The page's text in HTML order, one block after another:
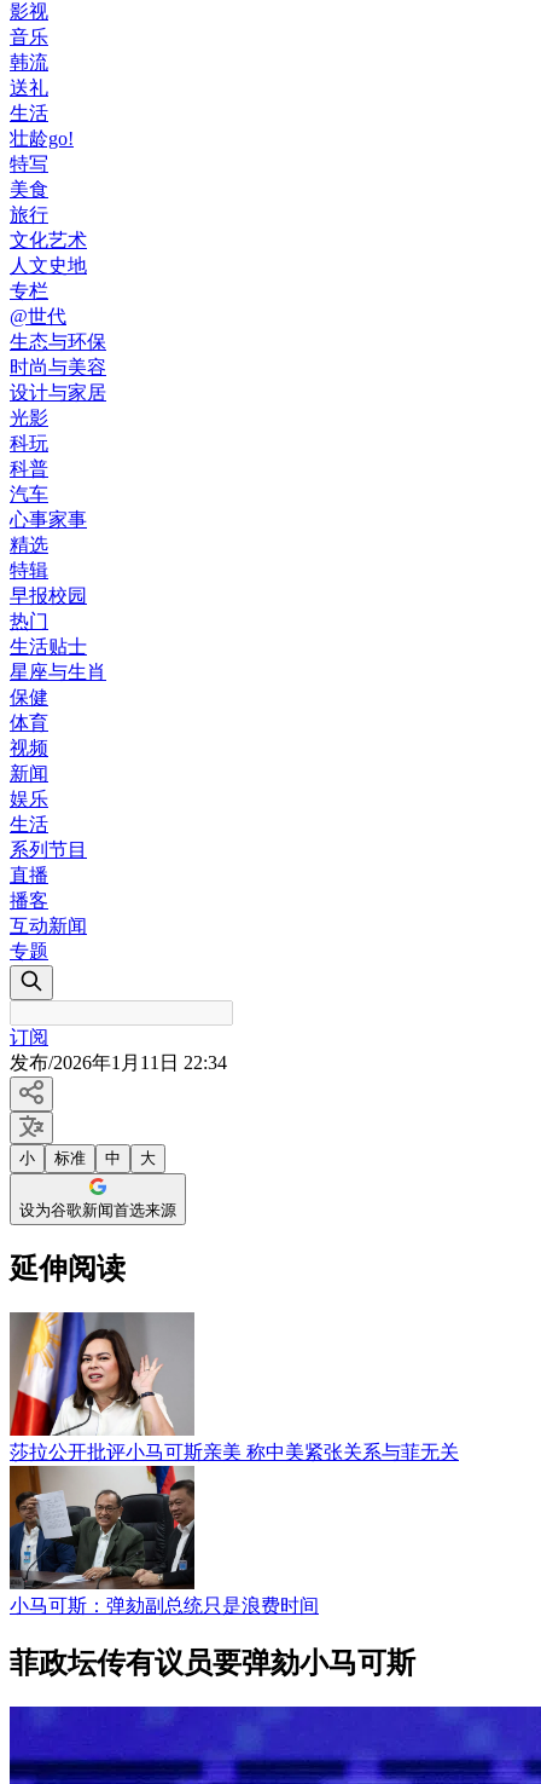
影视
音乐
韩流
送礼
生活
壮龄go!
特写
美食
旅行
文化艺术
人文史地
专栏
@世代
生态与环保
时尚与美容
设计与家居
光影
科玩
科普
汽车
心事家事
精选
特辑
早报校园
热门
生活贴士
星座与生肖
保健
体育
视频
新闻
娱乐
生活
系列节目
直播
播客
互动新闻
专题
订阅
发布/2026年1月11日 22:34
小 标准 中 大
设为谷歌新闻首选来源
延伸阅读
莎拉公开批评小马可斯亲美 称中美紧张关系与菲无关
小马可斯：弹劾副总统只是浪费时间
菲政坛传有议员要弹劾小马可斯